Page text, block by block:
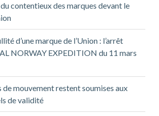
contentieux des marques devant le
d’une marque de l’Union : l’arrêt
NORWAY EXPEDITION du 11 mars
de mouvement restent soumises aux
de validité